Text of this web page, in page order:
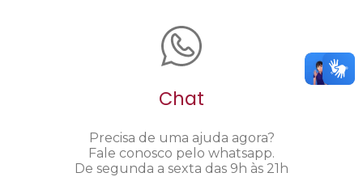
Chat
Precisa de uma ajuda agora?
Fale conosco pelo whatsapp.
De segunda a sexta das 9h às 21h